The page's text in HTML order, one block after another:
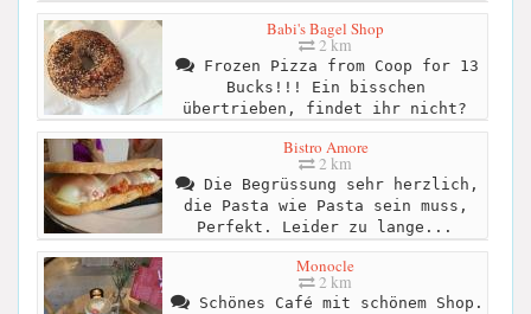
Babi's Bagel Shop
2 km
Frozen Pizza from Coop for 13
Bucks!!! Ein bisschen
übertrieben, findet ihr nicht?
Bistro Amore
2 km
Die Begrüssung sehr herzlich,
die Pasta wie Pasta sein muss,
Perfekt. Leider zu lange...
Monocle
2 km
Schönes Café mit schönem Shop.